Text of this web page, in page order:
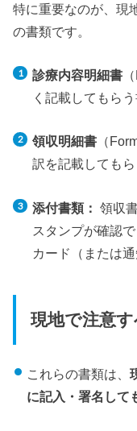
特に重要なのが、現
の書類です。
診療内容明細書
く記載してもらう
領収明細書（
訳を記載してもら
添付書類： 領収
スタンプが確認
カード（または通
現地で注意
これらの書類は、
に記入・署名して